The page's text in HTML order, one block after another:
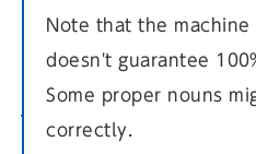
区の計画ー計画
能な行財政運営
Note that the machine
doesn't guarantee
Some proper nouns
correctly.